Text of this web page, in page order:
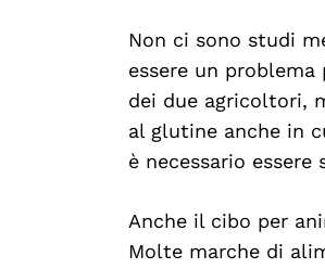
Non ci sono studi
essere un
dei due agricoltori,
al glutine anche in
è necessario essere
Anche il cibo per
Molte marche di
Search
For: